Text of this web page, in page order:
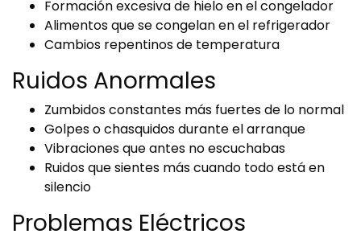
Formación excesiva de hielo en el congelador
Alimentos que se congelan en el refrigerador
Cambios repentinos de temperatura
Ruidos Anormales
Zumbidos constantes más fuertes de lo normal
Golpes o chasquidos durante el arranque
Vibraciones que antes no escuchabas
Ruidos que sientes más cuando todo está en
silencio
Problemas Eléctricos